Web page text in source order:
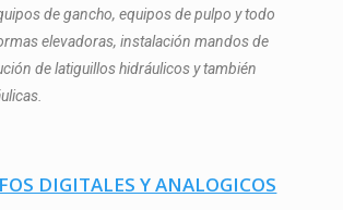
de gancho, equipos de pulpo y todo
elevadoras, instalación mandos de
de latiguillos hidráulicos y también
DIGITALES Y ANALOGICOS